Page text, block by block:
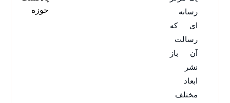
رسانه
ای که
رسالت
آن باز
نشر
ابعاد
مختلف
حوزه